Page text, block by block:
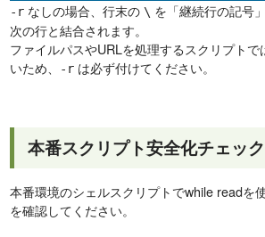
-r なしの場合、行末の \ を「継続行の記号
次の行と結合されます。
ファイルパスやURLを処理するスクリプト
いため、
-r は必ず付けてください。
本番スクリプト安全化チェッ
本番環境のシェルスクリプトでwhile readを
を確認してください。